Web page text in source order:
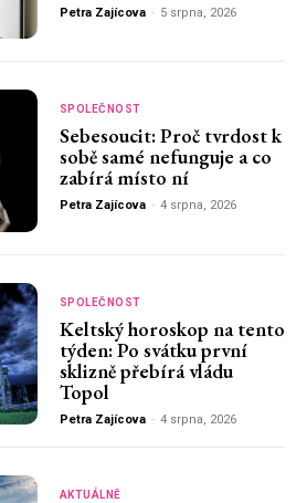
Petra Zajícova - 5 srpna, 2026
SPOLEČNOST
Sebesoucit: Proč tvrdost k
sobě samé nefunguje a co
zabírá místo ní
Petra Zajícova - 4 srpna, 2026
SPOLEČNOST
Keltský horoskop na tento
týden: Po svátku první
sklizně přebírá vládu
Topol
Petra Zajícova - 4 srpna, 2026
AKTUÁLNĚ